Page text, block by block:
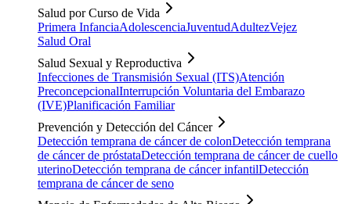
Salud por Curso de Vida
Primera InfanciaAdolescenciaJuventudAdultezVejez
Salud Oral
Salud Sexual y Reproductiva
Infecciones de Transmisión Sexual (ITS)Atención
PreconcepcionalInterrupción Voluntaria del Embarazo
(IVE)Planificación Familiar
Prevención y Detección del Cáncer
Detección temprana de cáncer de colonDetección temprana
de cáncer de próstataDetección temprana de cáncer de cuello
uterinoDetección temprana de cáncer infantilDetección
temprana de cáncer de seno